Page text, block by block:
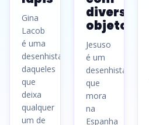
Gina
Lacob
é uma
desenhista
daqueles
que
deixa
qualquer
um de
diversos
objetos
Jesuso
é um
desenhista
que
mora
na
Espanha